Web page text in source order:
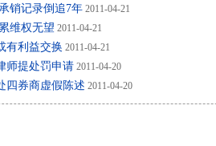
销记录倒追7年 2011-04-21
维权无望 2011-04-21
有利益交换 2011-04-21
师提处罚申请 2011-04-20
四券商虚假陈述 2011-04-20